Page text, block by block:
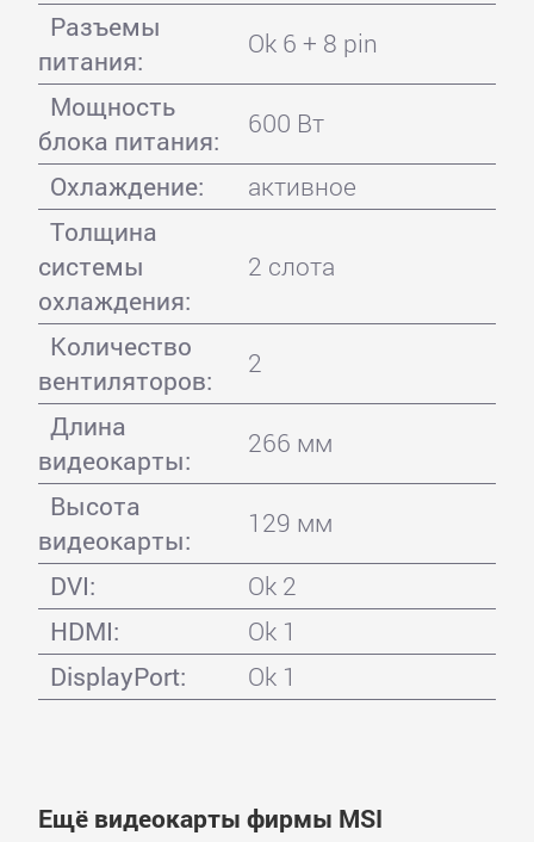
Разъемы
питания:
Ok 6 + 8 pin
Мощность
блока питания:
600 Вт
Охлаждение:
активное
Толщина
системы
охлаждения:
2 слота
Количество
вентиляторов:
2
Длина
видеокарты:
266 мм
Высота
видеокарты:
129 мм
DVI:
Ok 2
HDMI:
Ok 1
DisplayPort:
Ok 1
Ещё видеокарты фирмы MSI